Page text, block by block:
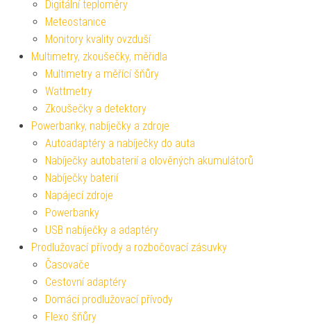
Digitální teploměry
Meteostanice
Monitory kvality ovzduší
Multimetry, zkoušečky, měřidla
Multimetry a měřící šňůry
Wattmetry
Zkoušečky a detektory
Powerbanky, nabíječky a zdroje
Autoadaptéry a nabíječky do auta
Nabíječky autobaterií a olověných akumulátorů
Nabíječky baterií
Napájecí zdroje
Powerbanky
USB nabíječky a adaptéry
Prodlužovací přívody a rozbočovací zásuvky
Časovače
Cestovní adaptéry
Domácí prodlužovací přívody
Flexo šňůry